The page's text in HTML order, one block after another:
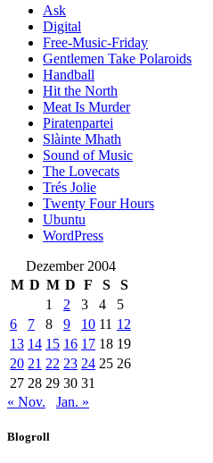
Ask
Digital
Free-Music-Friday
Gentlemen Take Polaroids
Handball
Hit the North
Meat Is Murder
Piratenpartei
Slàinte Mhath
Sound of Music
The Lovecats
Trés Jolie
Twenty Four Hours
Ubuntu
WordPress
Dezember 2004
M D M D F S
S
1
2 3 4
5
6
7 8 9 10 11 12
13 14 15 16 17 18 19
20 21 22 23 24 25 26
27 28 29 30 31
« Nov.
Jan. »
Blogroll